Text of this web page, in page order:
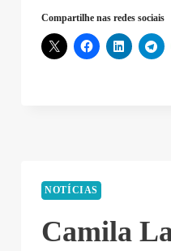
Compartilhe nas redes sociais
NOTÍCIAS
Camila